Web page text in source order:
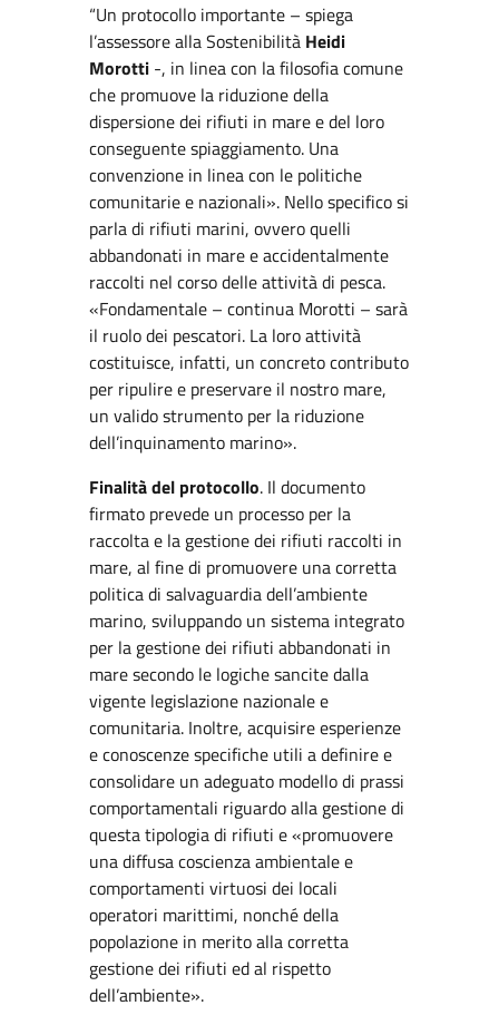
“Un protocollo importante – spiega
l’assessore alla Sostenibilità Heidi
Morotti -, in linea con la filosofia comune
che promuove la riduzione della
dispersione dei rifiuti in mare e del loro
conseguente spiaggiamento. Una
convenzione in linea con le politiche
comunitarie e nazionali». Nello specifico si
parla di rifiuti marini, ovvero quelli
abbandonati in mare e accidentalmente
raccolti nel corso delle attività di pesca.
«Fondamentale – continua Morotti – sarà
il ruolo dei pescatori. La loro attività
costituisce, infatti, un concreto contributo
per ripulire e preservare il nostro mare,
un valido strumento per la riduzione
dell’inquinamento marino».
Finalità del protocollo. Il documento
firmato prevede un processo per la
raccolta e la gestione dei rifiuti raccolti in
mare, al fine di promuovere una corretta
politica di salvaguardia dell’ambiente
marino, sviluppando un sistema integrato
per la gestione dei rifiuti abbandonati in
mare secondo le logiche sancite dalla
vigente legislazione nazionale e
comunitaria. Inoltre, acquisire esperienze
e conoscenze specifiche utili a definire e
consolidare un adeguato modello di prassi
comportamentali riguardo alla gestione di
questa tipologia di rifiuti e «promuovere
una diffusa coscienza ambientale e
comportamenti virtuosi dei locali
operatori marittimi, nonché della
popolazione in merito alla corretta
gestione dei rifiuti ed al rispetto
dell’ambiente».